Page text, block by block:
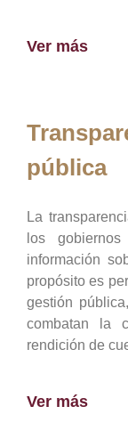
Ver más
pública
La
los
información
propósito es
gestión
combatan la
rendición de
Ver más